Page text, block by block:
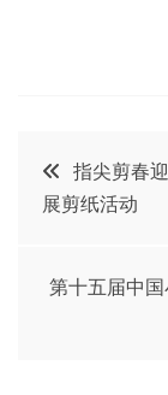
文
章
导
指尖剪春
展剪纸活动
第十五届中